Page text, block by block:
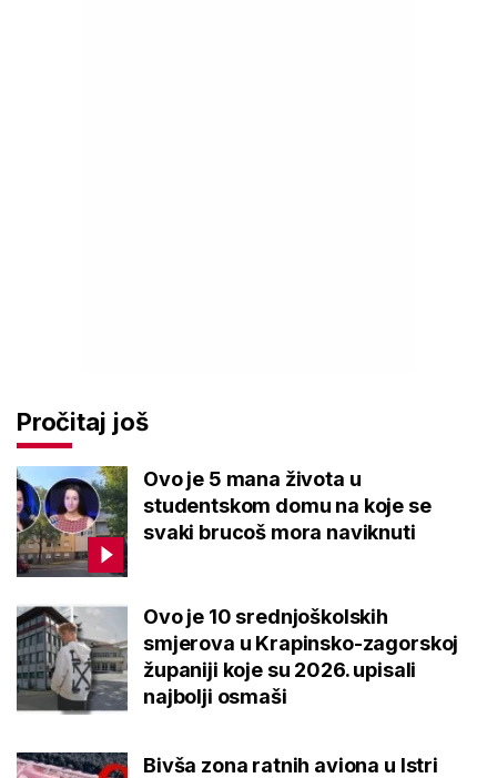
Pročitaj još
Ovo je 5 mana života u
studentskom domu na koje se
svaki brucoš mora naviknuti
Ovo je 10 srednjoškolskih
smjerova u Krapinsko-zagorskoj
županiji koje su 2026. upisali
najbolji osmaši
Bivša zona ratnih aviona u Istri